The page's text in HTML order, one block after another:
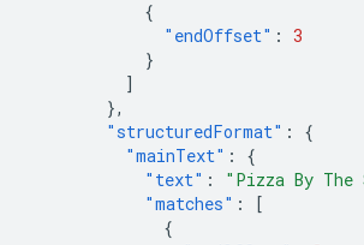
{
"endOffset" : 3
}
]
},
"structuredFormat" :
{
"mainText" :
{
"text" : "Pizza By The
"matches" :
[
{